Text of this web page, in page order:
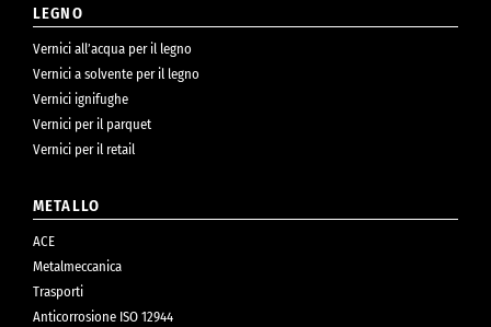
LEGNO
Vernici all’acqua per il legno
Vernici a solvente per il legno
Vernici ignifughe
Vernici per il parquet
Vernici per il retail
METALLO
ACE
Metalmeccanica
Trasporti
Anticorrosione ISO 12944